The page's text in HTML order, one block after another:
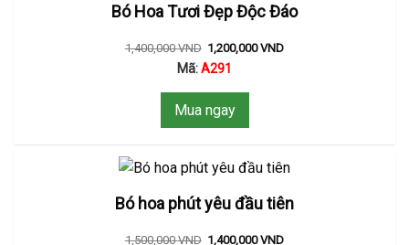
Bó Hoa Tươi Đẹp Độc Đáo
1,400,000VND 1,200,000VND
Mã:A291
Mua ngay
Bó hoa phút yêu đầu tiên
1,500,000VND 1,400,000VND